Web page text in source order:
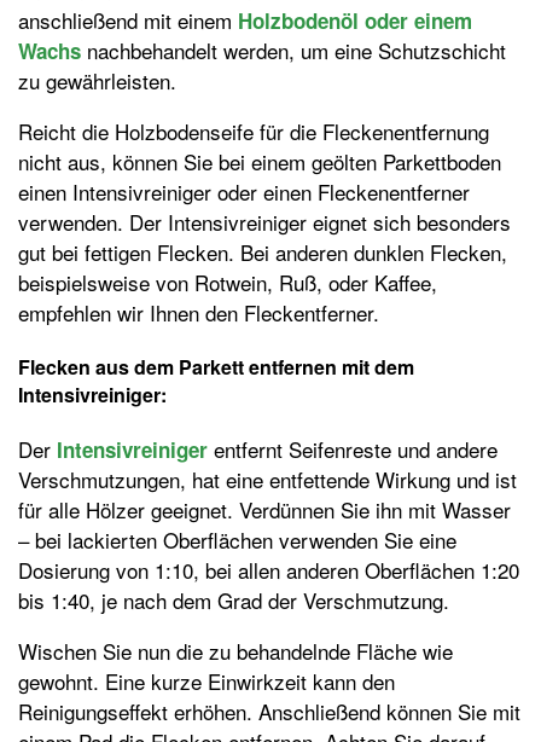
anschließend mit einem Holzbodenöl oder einem
Wachs nachbehandelt werden, um eine Schutzschicht
zu gewährleisten.
Reicht die Holzbodenseife für die Fleckenentfernung
nicht aus, können Sie bei einem geölten Parkettboden
einen Intensivreiniger oder einen Fleckenentferner
verwenden. Der Intensivreiniger eignet sich besonders
gut bei fettigen Flecken. Bei anderen dunklen Flecken,
beispielsweise von Rotwein, Ruß, oder Kaffee,
empfehlen wir Ihnen den Fleckentferner.
Flecken aus dem Parkett entfernen mit dem
Intensivreiniger:
Der Intensivreiniger entfernt Seifenreste und andere
Verschmutzungen, hat eine entfettende Wirkung und ist
für alle Hölzer geeignet. Verdünnen Sie ihn mit Wasser
– bei lackierten Oberflächen verwenden Sie eine
Dosierung von 1:10, bei allen anderen Oberflächen 1:20
bis 1:40, je nach dem Grad der Verschmutzung.
Wischen Sie nun die zu behandelnde Fläche wie
gewohnt. Eine kurze Einwirkzeit kann den
Reinigungseffekt erhöhen. Anschließend können Sie mit